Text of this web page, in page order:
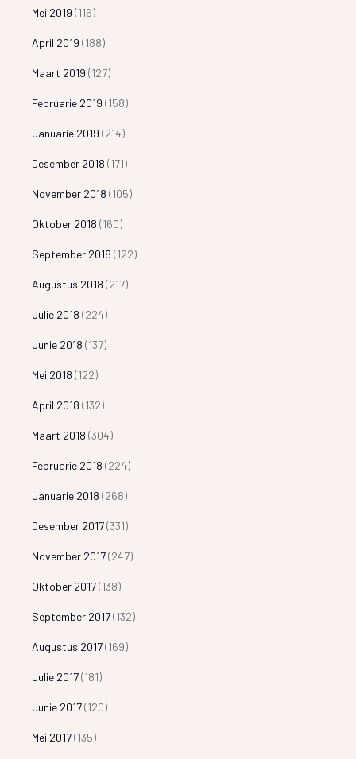
Mei 2019 (116)
April 2019 (188)
Maart 2019 (127)
Februarie 2019 (158)
Januarie 2019 (214)
Desember 2018 (171)
November 2018 (105)
Oktober 2018 (160)
September 2018 (122)
Augustus 2018 (217)
Julie 2018 (224)
Junie 2018 (137)
Mei 2018 (122)
April 2018 (132)
Maart 2018 (304)
Februarie 2018 (224)
Januarie 2018 (268)
Desember 2017(331)
November 2017(247)
Oktober 2017(138)
September 2017(132)
Augustus 2017(169)
Julie 2017(181)
Junie 2017(120)
Mei 2017(135)